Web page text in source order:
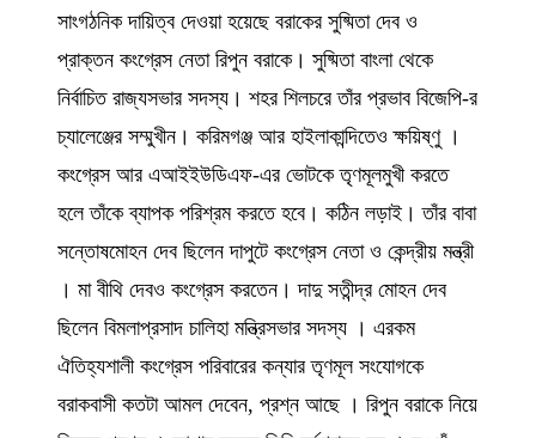
সাংগঠনিক দায়িত্ব দেওয়া হয়েছে বরাকের সুষ্মিতা দেব ও
প্রাক্তন কংগ্রেস নেতা রিপুন বরাকে। সুষ্মিতা বাংলা থেকে
নির্বাচিত রাজ্যসভার সদস্য। শহর শিলচরে তাঁর প্রভাব বিজেপি-র
চ্যালেঞ্জের সম্মুখীন। করিমগঞ্জ আর হাইলাকান্দিতেও ক্ষয়িষ্ণু ।
কংগ্রেস আর এআইইউডিএফ-এর ভোটকে তৃণমূলমুখী করতে
হলে তাঁকে ব্যাপক পরিশ্রম করতে হবে। কঠিন লড়াই। তাঁর বাবা
সন্তোষমোহন দেব ছিলেন দাপুটে কংগ্রেস নেতা ও কেন্দ্রীয় মন্ত্রী
। মা বীথি দেবও কংগ্রেস করতেন। দাদু সতীন্দ্র মোহন দেব
ছিলেন বিমলাপ্রসাদ চালিহা মন্ত্রিসভার সদস্য । এরকম
ঐতিহ্যশালী কংগ্রেস পরিবারের কন্যার তৃণমূল সংযোগকে
বরাকবাসী কতটা আমল দেবেন, প্রশ্ন আছে । রিপুন বরাকে নিয়ে